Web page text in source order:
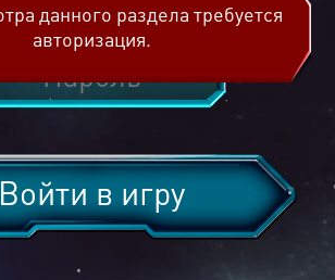
Войти в игру
данного раздела требуется
авторизация.